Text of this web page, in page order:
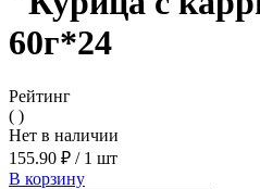
60г*24
Рейтинг
( )
Нет в наличии
155.90 ₽ /1 шт
В корзину